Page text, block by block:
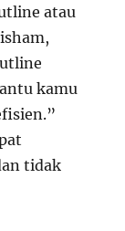
atau
kamu
tidak